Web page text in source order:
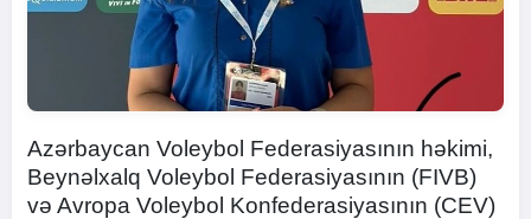
Azərbaycan Voleybol Federasiyasının həkimi,
Beynəlxalq Voleybol Federasiyasının (FIVB)
və Avropa Voleybol Konfederasiyasının (CEV)